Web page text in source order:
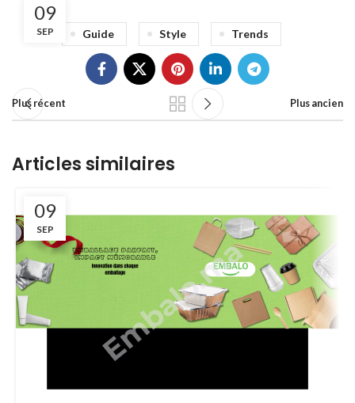
09
SEP Guide Style Trends
Plus récent Plus ancien
Articles similaires
09
SEP